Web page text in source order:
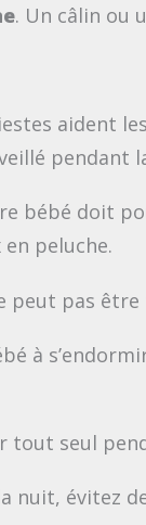
. Un câlin ou
aident
pendant
bébé doit
peluche.
peut pas
à
tout seul
évitez